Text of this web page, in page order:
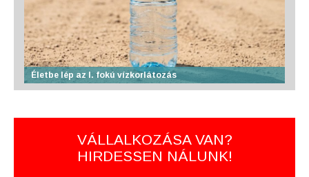
Életbe lép az I. fokú vízkorlátozás
VÁLLALKOZÁSA VAN?
HIRDESSEN NÁLUNK!